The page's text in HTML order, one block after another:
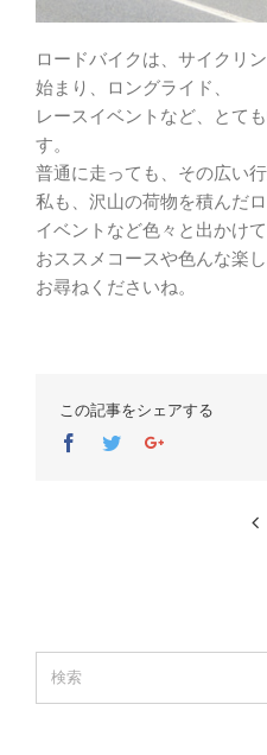
ロードバイクは、サイクリ
始まり、ロングライド、
レースイベントなど、とて
す。
普通に走っても、その広い
私も、沢山の荷物を積んだ
イベントなど色々と出かけて
おススメコースや色んな楽
お尋ねくださいね。
この記事をシェアする
Facebook
TwitterGoogle+